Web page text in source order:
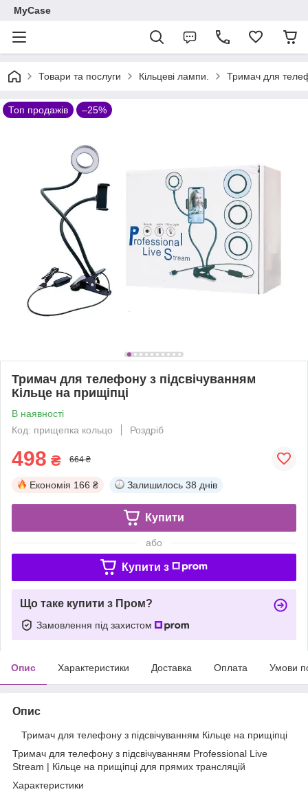
MyCase
Товари та послуги Кільцеві лампи. Тримач для
Топ продажів –25%
Тримач для телефону з підсвічуванням
Кільце на прищіпці
В наявності
Код: прищепка кольцо
Роздріб
498 ₴ 664 ₴
Економія 166 ₴ Залишилось 38 днів
Купити
або
Купити з
Що таке купити з Пром?
Замовлення під захистом
Опис Характеристики Доставка Оплата Умови
Опис
Тримач для телефону з підсвічуванням Кільце на прищіпці
Тримач для телефону з підсвічуванням Professional Live
Stream | Кільце на прищіпці для прямих трансляцій
Характеристики